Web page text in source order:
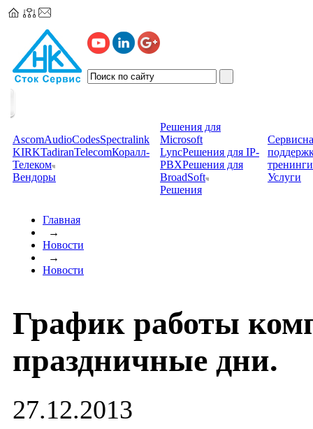
AscomAudioCodesSpectralink
KIRKTadiranTelecomКоралл-
Телеком
Вендоры
Решения для
Microsoft
LyncРешения для IP-
PBXРешения для
BroadSoft
Решения
тренинги
Услуги
Главная
→
Новости
→
Новости
График работы
праздничные дни.
27.12.2013